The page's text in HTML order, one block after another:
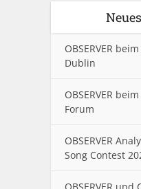
OBSERVER
Dublin
OBSERVER
Forum
OBSERVER
Song Contest